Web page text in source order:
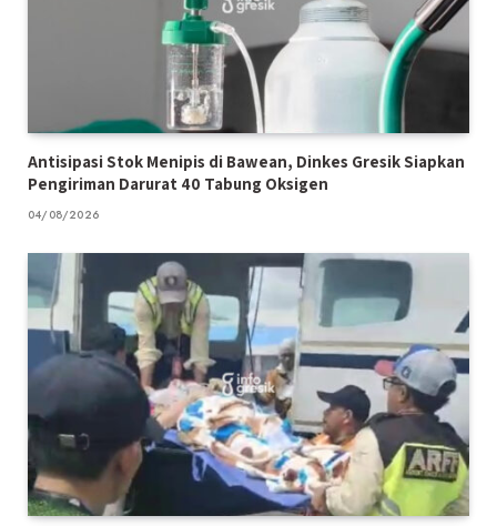
Antisipasi Stok Menipis di Bawean, Dinkes Gresik Siapkan
Pengiriman Darurat 40 Tabung Oksigen
04/08/2026